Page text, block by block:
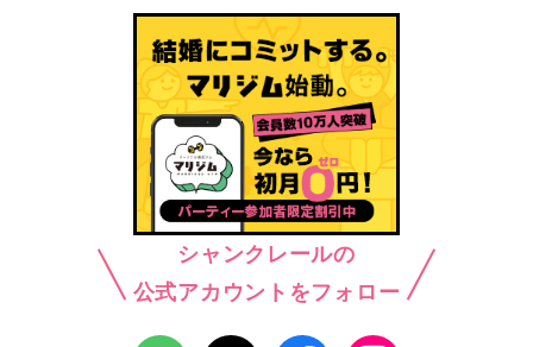
シャンクレールの
公式アカウントをフォロー